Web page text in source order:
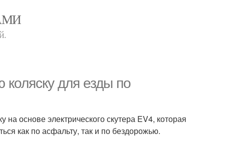
для езды по
основе электрического скутера EV4, которая
как по асфальту, так и по бездорожью.